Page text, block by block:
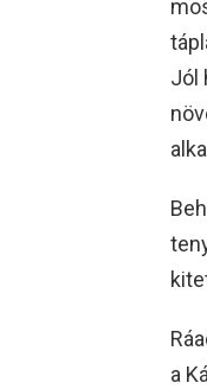
Jól
a